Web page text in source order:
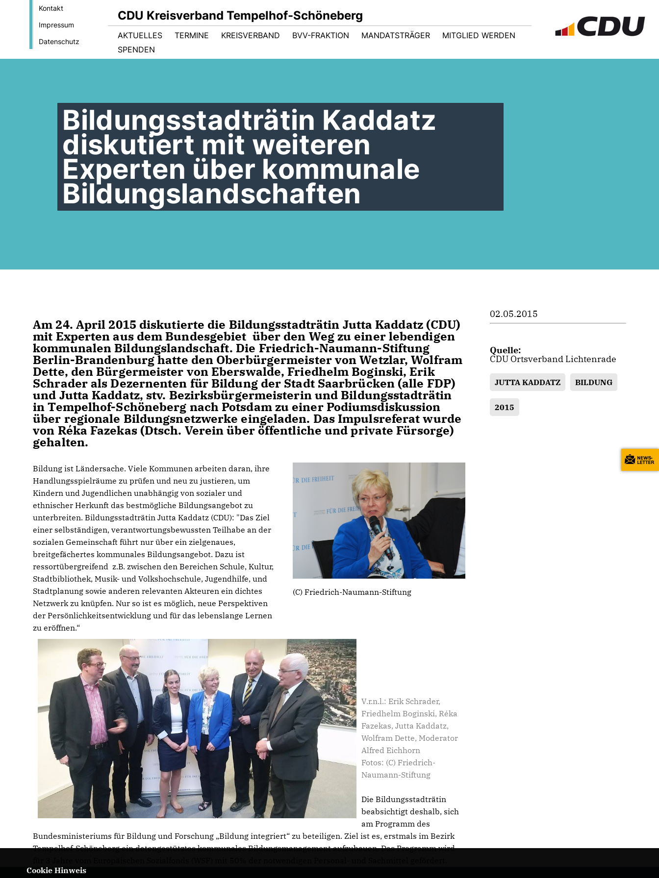
Kontakt
Impressum
Datenschutz
CDU Kreisverband Tempelhof-Schöneberg
AKTUELLES TERMINE KREISVERBAND BVV-FRAKTION MANDATSTRÄGER
MITGLIED WERDEN
SPENDEN
Bildungsstadträtin Kaddatz
diskutiert mit weiteren
Experten über kommunale
Bildungslandschaften
Am 24. April 2015 diskutierte die Bildungsstadträtin Jutta Kaddatz(CDU)
mit Experten aus dem Bundesgebiet über den Weg zu einer lebendigen
kommunalen Bildungslandschaft. Die Friedrich-Naumann-Stiftung
Berlin-Brandenburghatte den Oberbürgermeister von Wetzlar, Wolfram
Dette, den Bürgermeister von Eberswalde, Friedhelm Boginski, Erik
Schrader als Dezernenten für Bildung der Stadt Saarbrücken (alle FDP)
und Jutta Kaddatz, stv. Bezirksbürgermeisterin und Bildungsstadträtin
in Tempelhof-Schöneberg nach Potsdam zu einer Podiumsdiskussion
über regionale Bildungsnetzwerke eingeladen. Das Impulsreferat wurde
von Réka Fazekas (Dtsch. Verein über öffentliche und private Fürsorge)
gehalten.
(C) Friedrich-Naumann-Stiftung
Bildung ist Ländersache. Viele Kommunen arbeiten daran, ihre
Handlungsspielräume zu prüfen und neu zu justieren, um
Kindern und Jugendlichen unabhängig von sozialer und
ethnischer Herkunft das bestmögliche Bildungsangebot zu
unterbreiten. Bildungsstadträtin Jutta Kaddatz (CDU): "Das Ziel
einer selbständigen, verantwortungsbewussten Teilhabe an der
sozialen Gemeinschaft führt nur über ein zielgenaues,
breitgefächertes kommunales Bildungsangebot. Dazu ist
ressortübergreifend z.B. zwischen den Bereichen Schule, Kultur,
Stadtbibliothek, Musik- und Volkshochschule, Jugendhilfe, und
Stadtplanung sowie anderen relevanten Akteuren ein dichtes
Netzwerk zu knüpfen. Nur so ist es möglich, neue Perspektiven
der Persönlichkeitsentwicklung und für das lebenslange Lernen
zu eröffnen.“
V.r.n.l.: Erik Schrader,
Friedhelm Boginski, Réka
Fazekas, Jutta Kaddatz,
Wolfram Dette, Moderator
Alfred Eichhorn
Fotos: (C) Friedrich-
Naumann-Stiftung
Die Bildungsstadträtin
beabsichtigt deshalb, sich
am Programm des
Bundesministeriums für Bildung und Forschung „Bildung integriert“ zu beteiligen. Ziel ist es, erstmals im Bezirk
Tempelhof-Schöneberg ein datengestütztes kommunales Bildungsmanagement aufzubauen. Das Programm wird
02.05.2015
Quelle:
CDU Ortsverband Lichtenrade
JUTTA KADDATZ BILDUNG
2015
Cookie Hinweis